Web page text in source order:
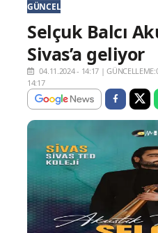
GÜNCEL
Selçuk Balcı
Sivas’a geliyor
04.11.2024 - 14:17 |
14:17